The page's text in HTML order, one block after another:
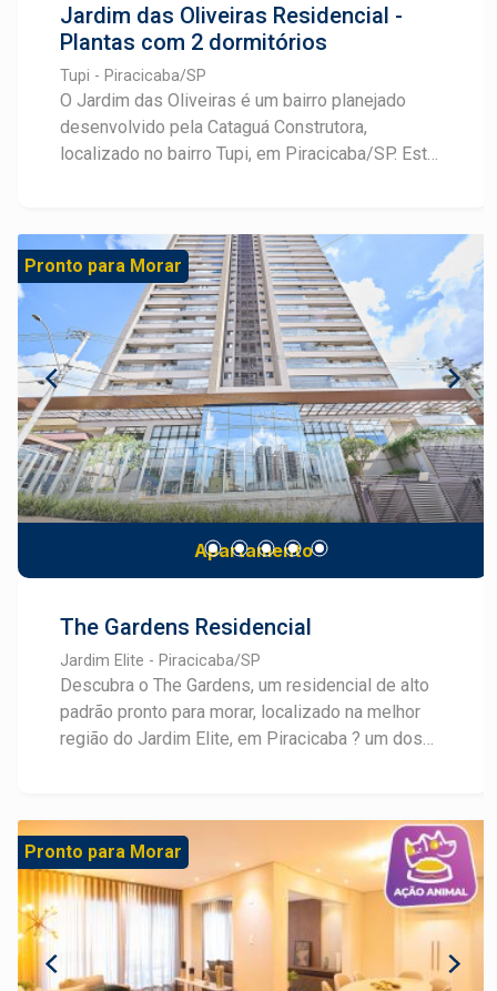
Jardim das Oliveiras Residencial -
Plantas com 2 dormitórios
Tupi - Piracicaba/SP
O Jardim das Oliveiras é um bairro planejado
desenvolvido pela Cataguá Construtora,
localizado no bairro Tupi, em Piracicaba/SP. Este
conforto aos moradores. As residências
possuem terrenos a partir de 200 m², com
plantas de 48,1 m² e 56,1 m², sendo que a maior
inclui uma suíte. Todas as unidades contam com
previsão de carga para instalação de ar-
condicionado nos quartos e infraestrutura para
placas fotovoltaicas, promovendo
sustentabilidade e economia de energia.
Pronto para Morar
Apartamento
The Gardens Residencial
Jardim Elite - Piracicaba/SP
Descubra o The Gardens, um residencial de alto
padrão pronto para morar, localizado na melhor
região do Jardim Elite, em Piracicaba ? um dos
sofisticação em cada detalhe, o empreendimento
ocupa um terreno amplo de 3.797 m² com torre
única e imponente, oferecendo plantas flexíveis
para atender diferentes estilos de vida. O The
Gardens oferece mais de 18 itens de lazer
completos, pensados para todas as idades e
momentos de convivência Situado em uma das
Pronto para Morar